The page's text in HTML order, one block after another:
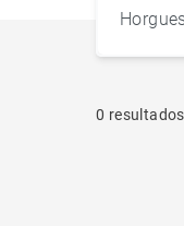
0 resultados